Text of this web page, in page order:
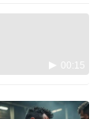
00:15